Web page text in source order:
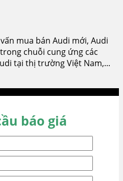
mua bán Audi mới, Audi
chuỗi cung ứng các
tại thị trường Việt Nam,...
báo giá